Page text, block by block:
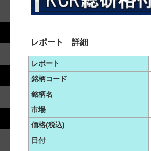
レポート 詳細
レポート
銘柄コード
銘柄名
市場
価格(税込)
日付